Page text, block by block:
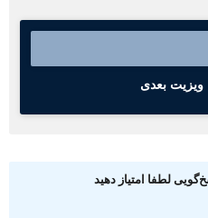
بعدی
امتیاز دهید